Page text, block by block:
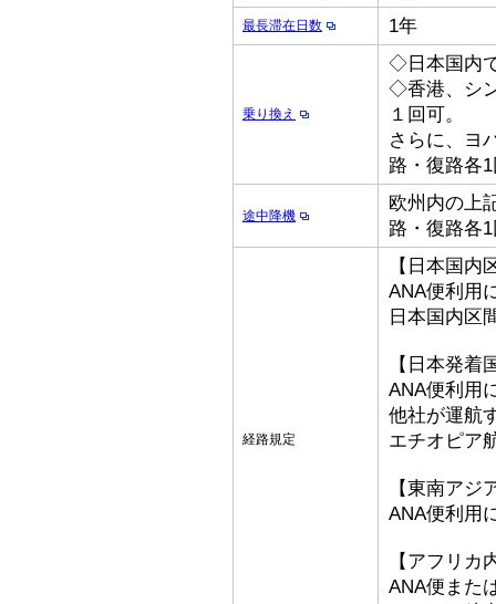
最長滞在日数 1年
乗り換え
◇日本国内
◇香港、シ
１回可。
さらに、ヨ
路・復路各
途中降機
欧州内の上
路・復路各
経路規定
【日本国内
ANA便利用
日本国内区
【日本発着
ANA便利用
他社が運航
エチオピア
【東南アジ
ANA便利用
【アフリカ
ANA便また